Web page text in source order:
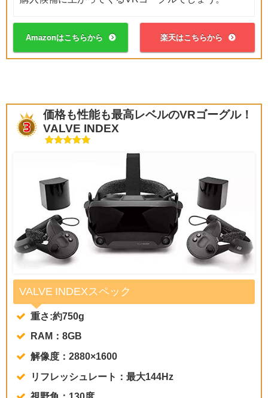
Amazonはこちらから 楽天はこちらから
価格も性能も最高レベルのVRゴーグル！
VALVE INDEX
VALVE INDEXスペック
重さ:約750g
RAM：8GB
解像度：2880×1600
リフレッシュレート：最大144Hz